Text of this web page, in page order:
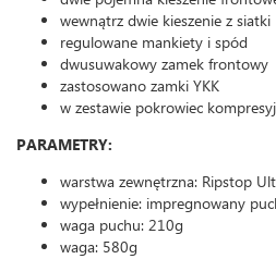
wewnątrz dwie kieszenie z siatki
regulowane mankiety i spód
dwusuwakowy zamek frontowy
zastosowano zamki YKK
w zestawie pokrowiec
PARAMETRY:
warstwa zewnętrzna: Ripstop
wypełnienie: impregnowany
waga puchu: 210g
waga: 580g